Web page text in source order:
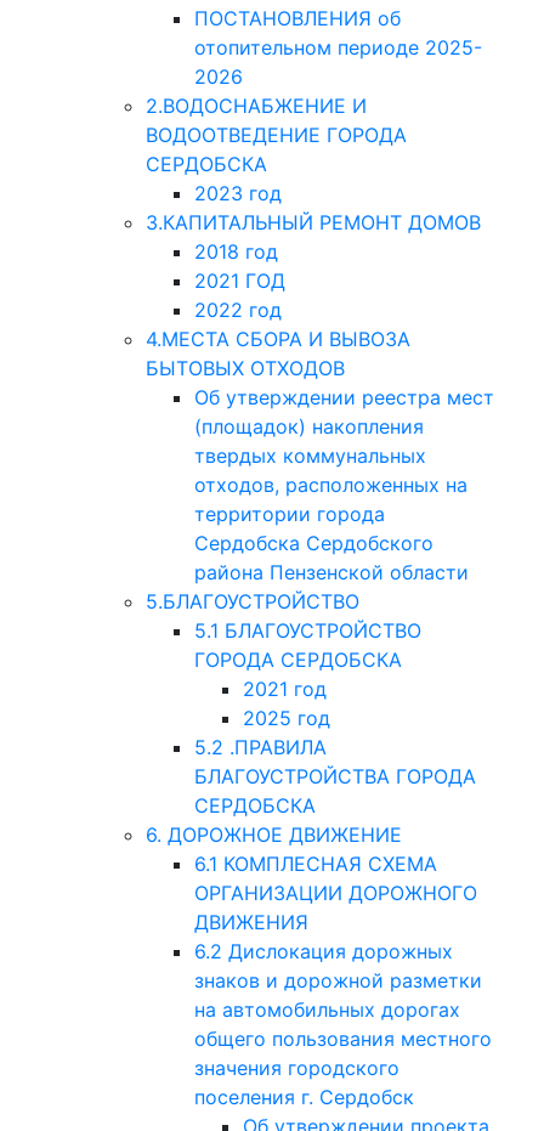
ПОСТАНОВЛЕНИЯ об
отопительном периоде 2025-
2026
2.ВОДОСНАБЖЕНИЕ И
ВОДООТВЕДЕНИЕ ГОРОДА
СЕРДОБСКА
2023 год
3.КАПИТАЛЬНЫЙ РЕМОНТ ДОМОВ
2018 год
2021 ГОД
2022 год
4.МЕСТА СБОРА И ВЫВОЗА
БЫТОВЫХ ОТХОДОВ
Об утверждении реестра мест
(площадок) накопления
твердых коммунальных
отходов, расположенных на
территории города
Сердобска Сердобского
района Пензенской области
5.БЛАГОУСТРОЙСТВО
5.1 БЛАГОУСТРОЙСТВО
ГОРОДА СЕРДОБСКА
2021 год
2025 год
5.2 .ПРАВИЛА
БЛАГОУСТРОЙСТВА ГОРОДА
СЕРДОБСКА
6. ДОРОЖНОЕ ДВИЖЕНИЕ
6.1 КОМПЛЕСНАЯ СХЕМА
ОРГАНИЗАЦИИ ДОРОЖНОГО
ДВИЖЕНИЯ
6.2 Дислокация дорожных
знаков и дорожной разметки
на автомобильных дорогах
общего пользования местного
значения городского
поселения г. Сердобск
Об утверждении проекта